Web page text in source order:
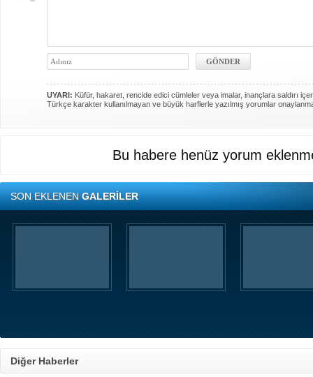
UYARI: Küfür, hakaret, rencide edici cümleler veya imalar, inançlara saldırı
Türkçe karakter kullanılmayan ve büyük harflerle yazılmış yorumlar
Bu habere henüz yorum
SON EKLENENGALERİLER
Diğer Haberler